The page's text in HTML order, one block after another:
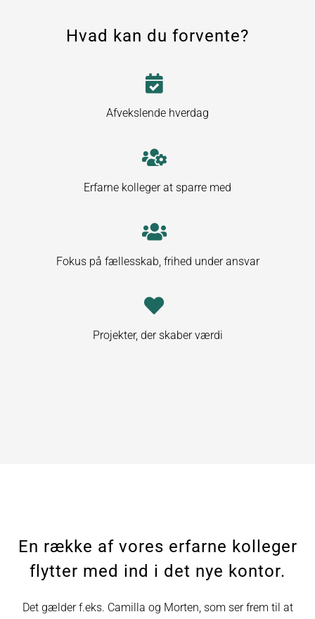
Hvad kan du forvente?
Afvekslende hverdag
Erfarne kolleger at sparre med
Fokus på fællesskab, frihed under ansvar
Projekter, der skaber værdi
En række af vores erfarne kolleger
flytter med ind i det nye kontor.
Det gælder f.eks. Camilla og Morten, som ser frem til at